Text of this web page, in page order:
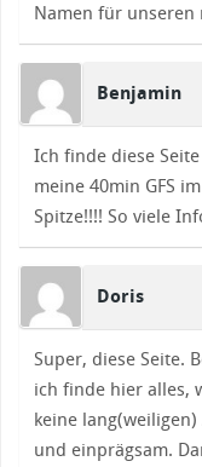
Namen für unseren
Benjamin
Ich finde diese
meine 40min GFS
Spitze!!!! So viele
Doris
Super, diese Seite.
ich finde hier alles,
keine
und einprägsam.